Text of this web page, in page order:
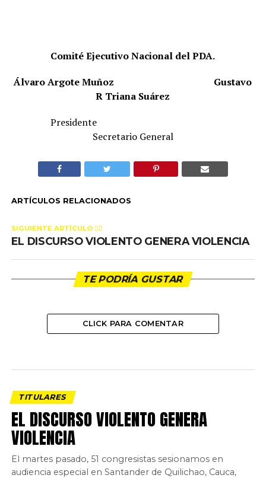
Comité Ejecutivo Nacional del PDA.
Álvaro Argote Muñoz
Gustavo
R Triana Suárez
Presidente
Secretario General
ARTÍCULOS RELACIONADOS
SIGUIENTE ARTÍCULO 👈🏻
EL DISCURSO VIOLENTO GENERA VIOLENCIA
TE PODRÍA GUSTAR
CLICK PARA COMENTAR
TITULARES
EL DISCURSO VIOLENTO GENERA
VIOLENCIA
El martes pasado, 51 congresistas sesionamos en
audiencia especial en Santander de Quilichao, Cauca,